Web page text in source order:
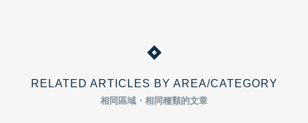
RELATED ARTICLES BY AREA/CATEGORY
相同區域・相同種類的文章